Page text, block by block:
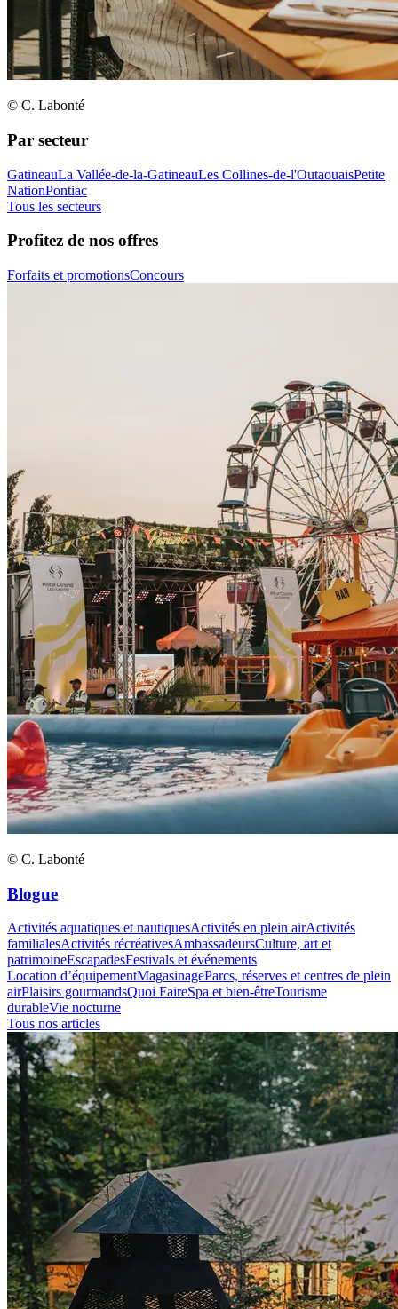
© C. Labonté
Par secteur
GatineauLa Vallée-de-la-GatineauLes Collines-de-l'OutaouaisPetite
NationPontiac
Tous les secteurs
Profitez de nos offres
Forfaits et promotionsConcours
© C. Labonté
Blogue
Activités aquatiques et nautiquesActivités en plein airActivités
familialesActivités récréativesAmbassadeursCulture, art et
patrimoineEscapadesFestivals et événements
Location d’équipementMagasinageParcs, réserves et centres de plein
airPlaisirs gourmandsQuoi FaireSpa et bien-êtreTourisme
durableVie nocturne
Tous nos articles